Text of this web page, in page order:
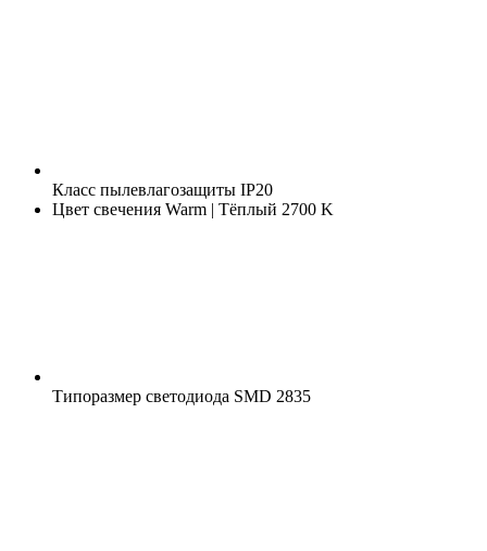
Класс пылевлагозащиты IP20
Цвет свечения Warm | Тёплый 2700 K
Типоразмер светодиода SMD 2835